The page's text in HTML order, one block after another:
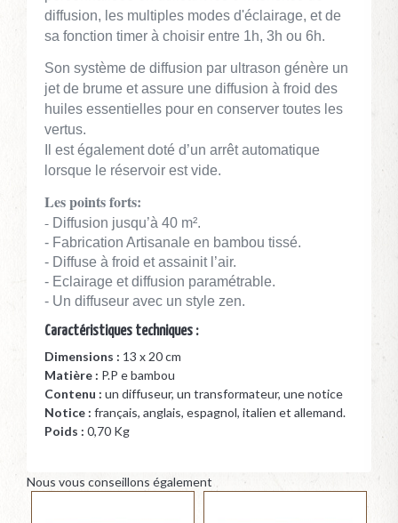
diffusion, les multiples modes d'éclairage, et de
sa fonction timer à choisir entre 1h, 3h ou 6h.
Son système de diffusion par ultrason génère un
jet de brume et assure une diffusion à froid des
huiles essentielles pour en conserver toutes les
vertus.
Il est également doté d’un arrêt automatique
lorsque le réservoir est vide.
Les points forts:
- Diffusion jusqu’à 40 m².
- Fabrication Artisanale en bambou tissé.
- Diffuse à froid et assainit l’air.
- Eclairage et diffusion paramétrable.
- Un diffuseur avec un style zen.
Caractéristiques techniques :
Dimensions : 13 x 20 cm
Matière : P.P e bambou
Contenu : un diffuseur, un transformateur, une notice
Notice : français, anglais, espagnol, italien et allemand.
Poids : 0,70 Kg
Nous vous conseillons également